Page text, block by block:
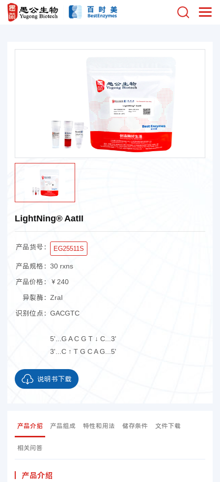
LightNing® AatII
产品货号： EG25511S
产品规格： 30 rxns
产品价格：
￥240
异裂酶： ZraI
识别位点： GACGTC
5'...G A C G T ↓ C...3'
3'...C ↑ T G C A G...5'
说明书下载
产品介绍 产品组成 特性和用法 储存条件 文件下载
相关问答
产品介绍